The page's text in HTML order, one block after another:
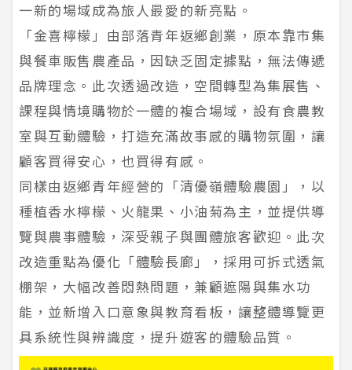
一新的場域成為旅人最愛的新亮點。
「金喜檸檬」由部落青年返鄉創業，原本靠市集
與餐車販售農產品，因缺乏固定據點，無法傳遞
品牌理念。此次透過改造，空間轉型為集展售、
課程與情境購物於一體的複合場域，設有食農教
室與互動體驗，打造充滿故事感的購物氛圍，讓
顧客買得安心，也買得有感。
同樣由返鄉青年經營的「清優嶺體驗農園」，以
種植香水檸檬、火龍果、小油菊為主，並提供導
覽與農事體驗，深受親子與團體旅客歡迎。此次
改造重點為優化「體驗長廊」，採用可拆式透氣
棚架，大幅改善悶熱問題，兼顧遮陽與集水功
能，並新增入口意象與教育看板，讓整體導覽更
具系統性與辨識度，提升遊客的體驗品質。